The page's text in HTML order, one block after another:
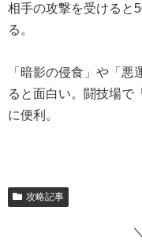
相手の攻撃を受けると
る。
「暗影の侵食」や「
ると面白い。闘技場で
に便利。
攻略記事